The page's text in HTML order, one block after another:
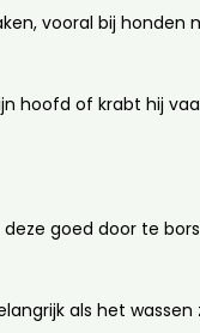
vooral bij
hoofd of krabt hij
goed door te
als het wassen